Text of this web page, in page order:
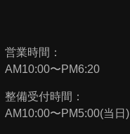
営業時間：
AM10:00〜PM6:20
整備受付時間：
AM10:00〜PM5:00(当日)